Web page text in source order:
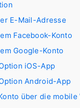
E-Mail-Adresse
Facebook-Konto
Google-Konto
iOS-App
Android-App
über die mobile